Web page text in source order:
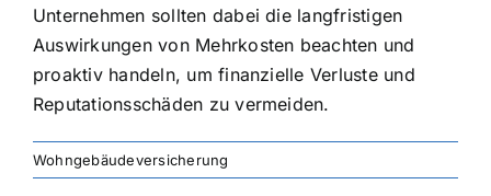
Unternehmen sollten dabei die langfristigen
Auswirkungen von Mehrkosten beachten und
proaktiv handeln, um finanzielle Verluste und
Reputationsschäden zu vermeiden.
Wohngebäudeversicherung